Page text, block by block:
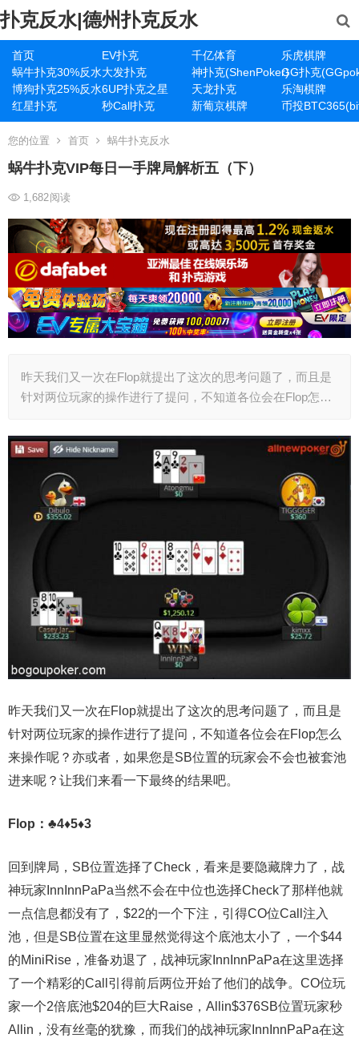
扑克反水|德州扑克反水
首页 EV扑克 千亿体育
乐虎棋牌
蜗牛扑克30%反水大发扑克 神扑克(ShenPoker)GG扑克
博狗扑克25%反水6UP扑克之星 天龙扑克
乐淘棋牌
红星扑克
秒Call扑克 新葡京棋牌 币投
您的位置 首页 蜗牛扑克反水
蜗牛扑克VIP每日一手牌局解析五（下）
1,682阅读
昨天我们又一次在Flop就提出了这次的思考问题了，而且是
针对两位玩家的操作进行了提问，不知道各位会在Flop怎…
昨天我们又一次在Flop就提出了这次的思考问题了，而且是
针对两位玩家的操作进行了提问，不知道各位会在Flop怎么
来操作呢？亦或者，如果您是SB位置的玩家会不会也被套池
进来呢？让我们来看一下最终的结果吧。
Flop：♣4♦5♦3
回到牌局，SB位置选择了Check，看来是要隐藏牌力了，战
神玩家InnInnPaPa当然不会在中位也选择Check了那样他就
一点信息都没有了，$22的一个下注，引得CO位Call注入
池，但是SB位置在这里显然觉得这个底池太小了，一个$44
的MiniRise，准备劝退了，战神玩家InnInnPaPa在这里选择
了一个精彩的Call引得前后两位开始了他们的战争。CO位玩
家一个2倍底池$204的巨大Raise，Allin$376SB位置玩家秒
Allin，没有丝毫的犹豫，而我们的战神玩家InnInnPaPa在这